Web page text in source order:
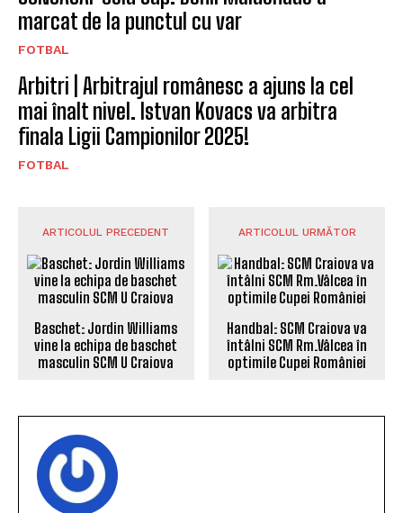
marcat de la punctul cu var
FOTBAL
Arbitri | Arbitrajul românesc a ajuns la cel
mai înalt nivel. Istvan Kovacs va arbitra
finala Ligii Campionilor 2025!
FOTBAL
ARTICOLUL PRECEDENT
Baschet: Jordin Williams
vine la echipa de baschet
masculin SCM U Craiova
ARTICOLUL URMĂTOR
Handbal: SCM Craiova va
întâlni SCM Rm.Vâlcea în
optimile Cupei României